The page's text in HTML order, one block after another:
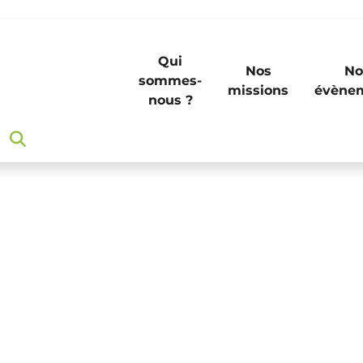
Qui
sommes-
nous ?
Nos
missions